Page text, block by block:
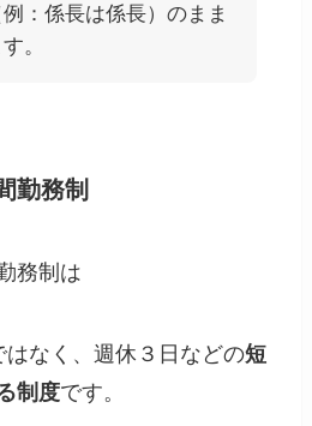
：係長は係長）のまま
。
勤務制
務制は
なく、週休３日などの短
制度です。